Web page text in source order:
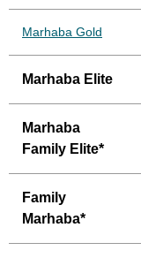
Marhaba Gold
Marhaba Elite
Marhaba
Family Elite*
Family
Marhaba*